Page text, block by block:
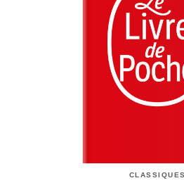
CLASSIQUES